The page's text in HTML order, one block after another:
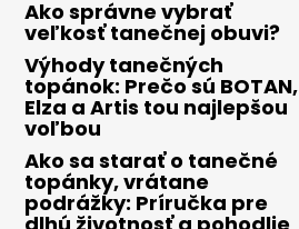
Ako správne vybrať
veľkosť tanečnej obuvi?
Výhody tanečných
topánok: Prečo sú BOTAN,
Elza a Artis tou najlepšou
voľbou
Ako sa starať o tanečné
topánky, vrátane
podrážky: Príručka pre